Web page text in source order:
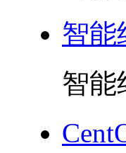
智能
智能